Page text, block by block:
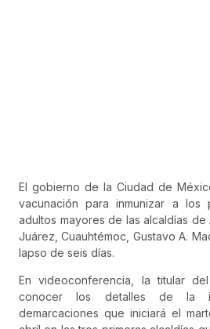
El gobierno de la Ciudad de
vacunación para inmunizar a
adultos mayores de las alcaldías
Juárez, Cuauhtémoc, Gustavo A.
lapso de seis días.
En videoconferencia, la titular
conocer los detalles de la
demarcaciones que iniciará el